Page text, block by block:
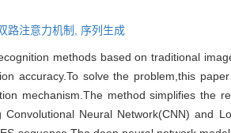
路注意力机制, 序列生成
methods based on traditional
accuracy.To solve the problem,this
mechanism.The method simplifies the
Neural Network(CNN) and